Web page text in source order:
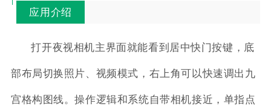
应用介绍
打开夜视相机主界面就能看到居中快门按键，底
部布局切换照片、视频模式，右上角可以快速调出九
宫格构图线。操作逻辑和系统自带相机接近，单指点